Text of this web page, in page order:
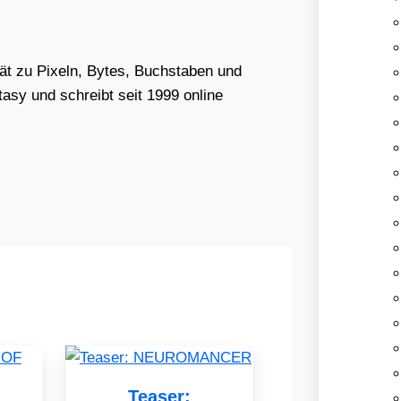
zu Pixeln, Bytes, Buchstaben und
und schreibt seit 1999 online
Teaser: